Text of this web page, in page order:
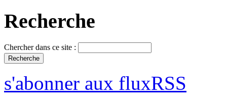
Recherche
Chercher dans ce site :
s'abonner aux fluxRSS